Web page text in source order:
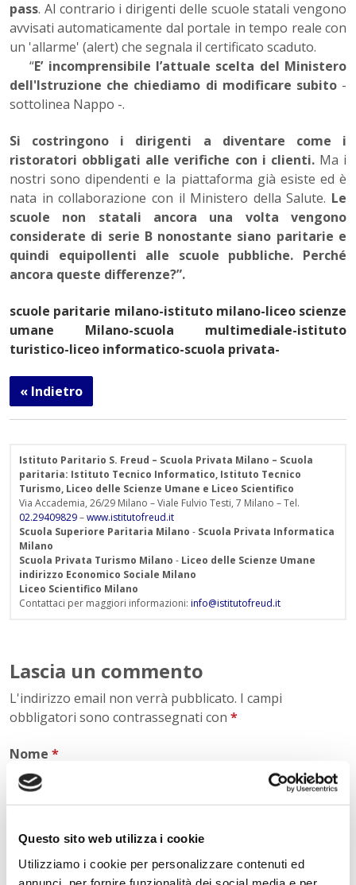
Questo sito web utilizza i cookie
Utilizziamo i cookie per personalizzare contenuti ed
pass. Al contrario i dirigenti delle scuole statali vengono
avvisati automaticamente dal portale in tempo reale con
un 'allarme' (alert) che segnala il certificato scaduto.
“E’ incomprensibile l’attuale scelta del Ministero
dell'Istruzione che chiediamo di modificare subito-
sottolinea Nappo -.
Si costringono i dirigenti a diventare come i
ristoratori obbligati alle verifiche con i clienti.Ma i
nostri sono dipendenti e la piattaforma già esiste ed è
nata in collaborazione con il Ministero della Salute. Le
scuole non statali ancora una volta vengono
considerate di serie B nonostante siano paritarie e
quindi equipollenti alle scuole pubbliche. Perché
ancora queste differenze?”.
scuole paritarie milano-istituto milano-liceo scienze
umane Milano-scuola multimediale-istituto
turistico-liceo informatico-scuola privata-
« Indietro
Istituto Paritario S. Freud – Scuola Privata Milano – Scuola
paritaria: Istituto Tecnico Informatico, Istituto Tecnico
Turismo, Liceo delle Scienze Umane e Liceo Scientifico
Via Accademia, 26/29 Milano – Viale Fulvio Testi, 7 Milano – Tel.
02.29409829–www.istitutofreud.it
Scuola Superiore Paritaria Milano - Scuola Privata Informatica
Milano
Scuola Privata Turismo Milano - Liceo delle Scienze Umane
indirizzo Economico Sociale Milano
Liceo Scientifico Milano
Contattaci per maggiori informazioni: info@istitutofreud.it
Lascia un commento
L'indirizzo email non verrà pubblicato. I campi
obbligatori sono contrassegnati con *
Nome *
E-mail*